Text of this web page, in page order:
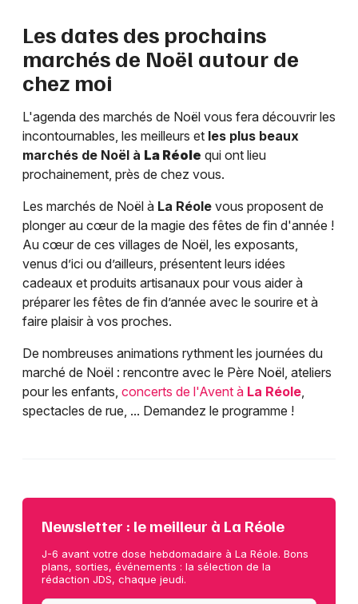
Les dates des prochains
marchés de Noël autour de
chez moi
L'agenda des marchés de Noël vous fera découvrir les
incontournables, les meilleurs et les plus beaux
marchés de Noël à La Réole qui ont lieu
prochainement, près de chez vous.
Les marchés de Noël à La Réole vous proposent de
plonger au cœur de la magie des fêtes de fin d'année !
Au cœur de ces villages de Noël, les exposants,
venus d’ici ou d’ailleurs, présentent leurs idées
cadeaux et produits artisanaux pour vous aider à
préparer les fêtes de fin d’année avec le sourire et à
faire plaisir à vos proches.
De nombreuses animations rythment les journées du
marché de Noël : rencontre avec le Père Noël, ateliers
pour les enfants, concerts de l'Avent à La Réole,
spectacles de rue, ... Demandez le programme !
Newsletter : le meilleur à La Réole
J-6 avant votre dose hebdomadaire à La Réole. Bons
plans, sorties, événements : la sélection de la
rédaction JDS, chaque jeudi.